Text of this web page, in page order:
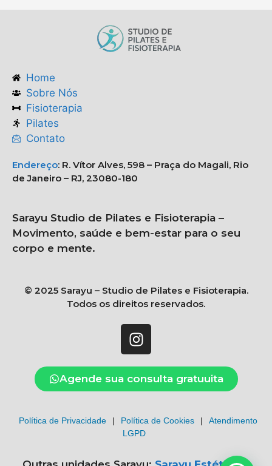
Home
Sobre Nós
Fisioterapia
Pilates
Contato
Endereço: R. Vítor Alves, 598 – Praça do Magali, Rio
de Janeiro – RJ, 23080-180
Sarayu Studio de Pilates e Fisioterapia –
Movimento, saúde e bem-estar para o seu
corpo e mente.
© 2025 Sarayu – Studio de Pilates e Fisioterapia.
Todos os direitos reservados.
Agende sua consulta gratuuita
Política de Privacidade | Política de Cookies |
Atendimento
LGPD